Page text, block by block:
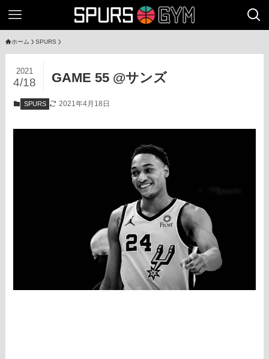
ホーム SPURS
GAME 55 @サンズ
2021
4/18
SPURS 2021年4月18日